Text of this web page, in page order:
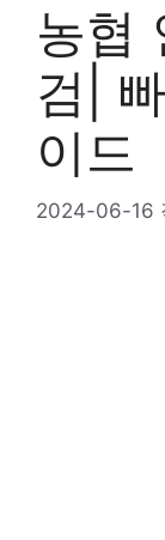
농협
검|
이드
2024-06-16